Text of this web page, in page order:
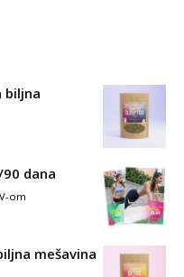
biljna
dana
om
mešavina